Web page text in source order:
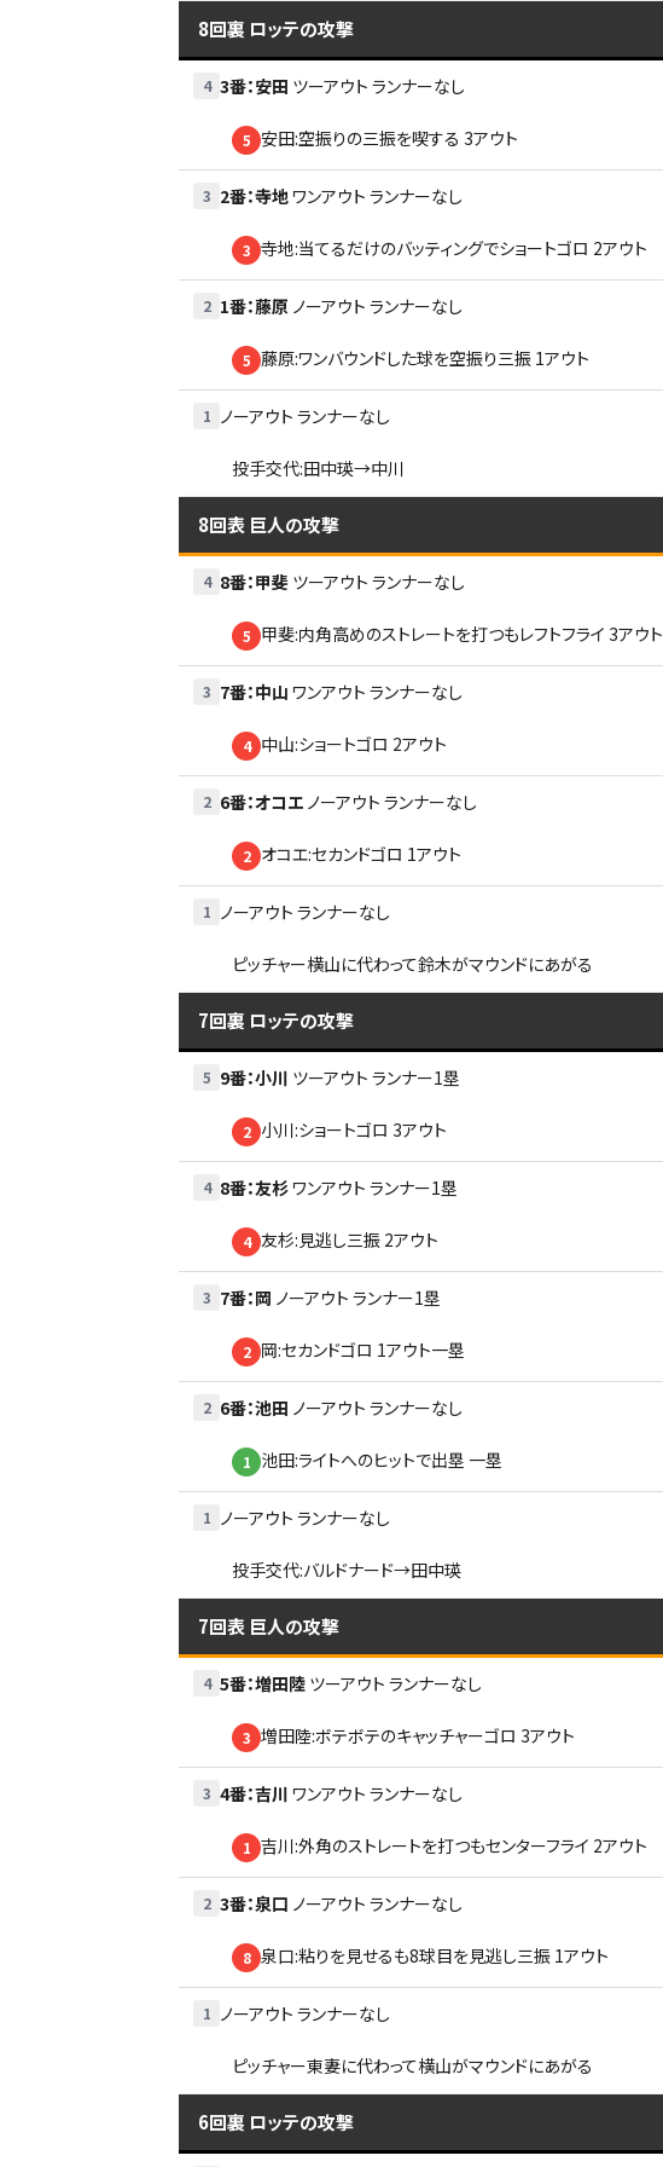
8回裏 ロッテの攻撃
4 3番：安田 ツーアウト ランナーなし
5 安田:空振りの三振を喫する 3アウト
3 2番：寺地 ワンアウト ランナーなし
3 寺地:当てるだけのバッティングでショートゴロ 2アウト
2 1番：藤原 ノーアウト ランナーなし
5 藤原:ワンバウンドした球を空振り三振 1アウト
1 ノーアウト ランナーなし
投手交代:田中瑛→中川
8回表 巨人の攻撃
4 8番：甲斐 ツーアウト ランナーなし
5 甲斐:内角高めのストレートを打つもレフトフライ 3アウト
3 7番：中山 ワンアウト ランナーなし
4 中山:ショートゴロ 2アウト
2 6番：オコエ ノーアウト ランナーなし
2 オコエ:セカンドゴロ 1アウト
1 ノーアウト ランナーなし
ピッチャー横山に代わって鈴木がマウンドにあがる
7回裏 ロッテの攻撃
5 9番：小川 ツーアウト ランナー1塁
2 小川:ショートゴロ 3アウト
4 8番：友杉 ワンアウト ランナー1塁
4 友杉:見逃し三振 2アウト
3 7番：岡 ノーアウト ランナー1塁
2 岡:セカンドゴロ 1アウト一塁
2 6番：池田 ノーアウト ランナーなし
1 池田:ライトへのヒットで出塁 一塁
1 ノーアウト ランナーなし
投手交代:バルドナード→田中瑛
7回表 巨人の攻撃
4 5番：増田陸 ツーアウト ランナーなし
3 増田陸:ボテボテのキャッチャーゴロ 3アウト
3 4番：吉川 ワンアウト ランナーなし
1 吉川:外角のストレートを打つもセンターフライ 2アウト
2 3番：泉口 ノーアウト ランナーなし
8 泉口:粘りを見せるも8球目を見逃し三振 1アウト
1 ノーアウト ランナーなし
ピッチャー東妻に代わって横山がマウンドにあがる
6回裏 ロッテの攻撃